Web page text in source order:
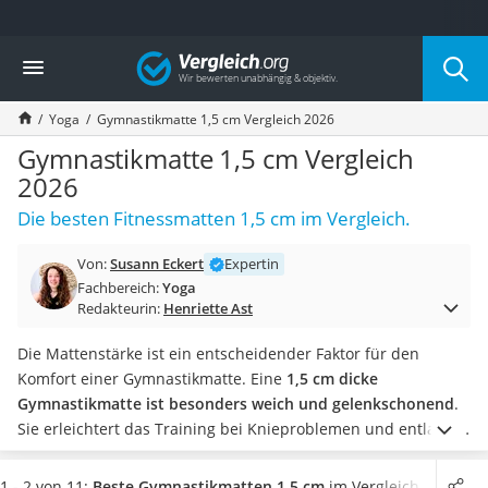
Die beliebtesten Vergleiche nach Kategorie
Freizeit & Sport
Gartentrampolin
Trampolin
Metalldetektor
Eufab-Fahrradträger
Trampolin 366 cm
Fahrradschloss
Futterboot
Air Bike
Trekkingschuhe Herren
Reisetasche mit Rollen
Klimmzugstation
Koffer
Nachtsichtgerät
Vergleich
Yoga Gymnastikmatte 1,5 cm Vergleich 2026
Gymnastikmatte 1,5 cm Vergleich
2026
Die besten Fitnessmatten 1,5 cm im Vergleich.
Von:Susann Eckert
Expertin
Fachbereich:Yoga
Redakteurin: Henriette Ast
Die Mattenstärke ist ein entscheidender Faktor für den
Komfort einer Gymnastikmatte. Eine 1,5 cm dicke
Gymnastikmatte ist besonders weich und gelenkschonend.
Sie erleichtert das Training bei Knieproblemen und entlastet
die Wirbelsäule bei Übungen, die auf dem Rücken liegend
durchgeführt werden. In diversen Tests im Internet wird